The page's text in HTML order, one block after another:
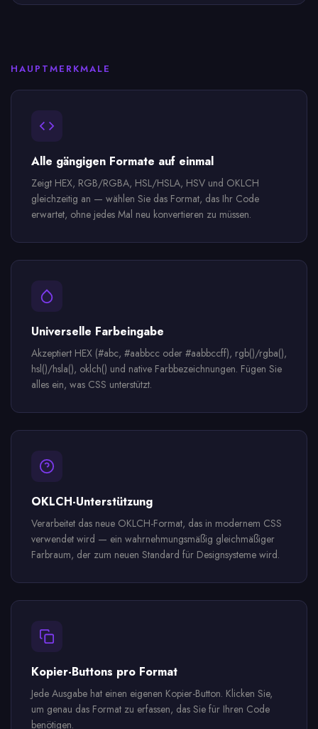
HAUPTMERKMALE
Alle gängigen Formate auf einmal
Zeigt HEX, RGB/RGBA, HSL/HSLA, HSV und OKLCH
gleichzeitig an — wählen Sie das Format, das Ihr Code
erwartet, ohne jedes Mal neu konvertieren zu müssen.
Universelle Farbeingabe
Akzeptiert HEX (#abc, #aabbcc oder #aabbccff), rgb()/rgba(),
hsl()/hsla(), oklch() und native Farbbezeichnungen. Fügen Sie
alles ein, was CSS unterstützt.
OKLCH-Unterstützung
Verarbeitet das neue OKLCH-Format, das in modernem CSS
verwendet wird — ein wahrnehmungsmäßig gleichmäßiger
Farbraum, der zum neuen Standard für Designsysteme wird.
Kopier-Buttons pro Format
Jede Ausgabe hat einen eigenen Kopier-Button. Klicken Sie,
um genau das Format zu erfassen, das Sie für Ihren Code
benötigen.